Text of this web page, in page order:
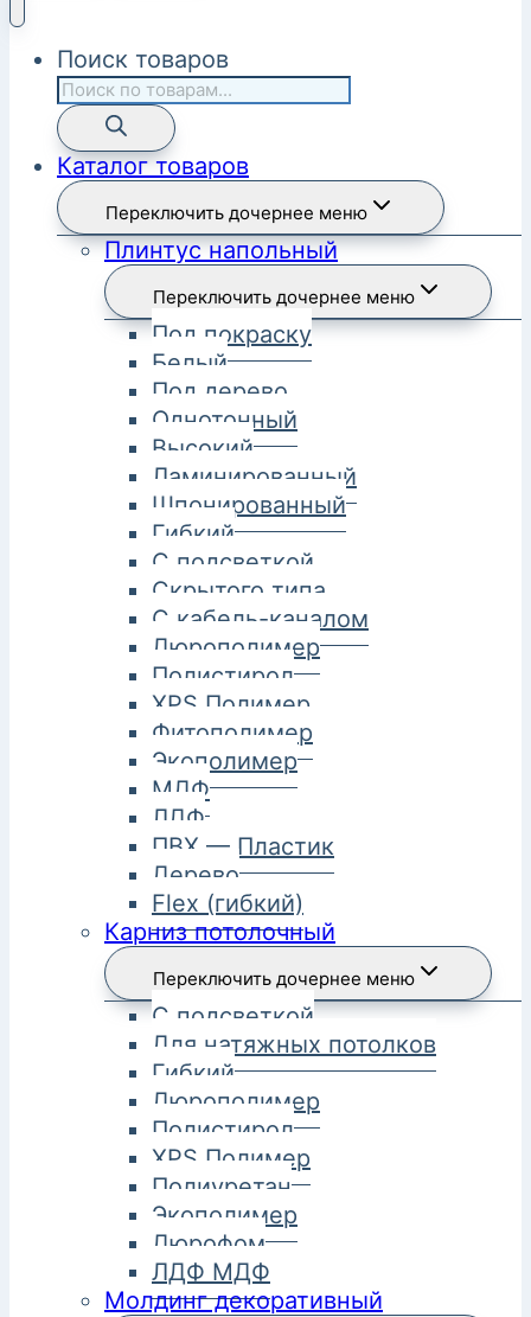
Поиск товаров
Каталог товаров
Переключить дочернее меню
Плинтус напольный
Переключить дочернее меню
Под покраску
Белый
Под дерево
Однотонный
Высокий
Ламинированный
Шпонированный
Гибкий
С подсветкой
Скрытого типа
С кабель-каналом
Дюрополимер
Полистирол
XPS Полимер
Фитополимер
Экополимер
МДФ
ЛДФ
ПВХ — Пластик
Дерево
Flex (гибкий)
Карниз потолочный
Переключить дочернее меню
С подсветкой
Для натяжных потолков
Гибкий
Дюрополимер
Полистирол
XPS Полимер
Полиуретан
Экополимер
Дюрофом
ЛДФ МДФ
Молдинг декоративный